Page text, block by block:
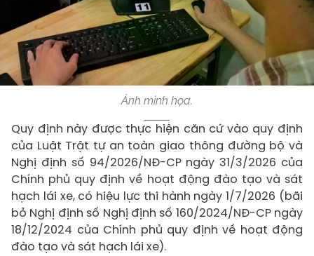
Ảnh minh họa.
Quy định này được thực hiện căn cứ vào quy định
của Luật Trật tự an toàn giao thông đường bộ và
Nghị định số 94/2026/NĐ-CP ngày 31/3/2026 của
Chính phủ quy định về hoạt động đào tạo và sát
hạch lái xe, có hiệu lực thi hành ngày 1/7/2026 (bãi
bỏ Nghị định số Nghị định số 160/2024/NĐ-CP ngày
18/12/2024 của Chính phủ quy định về hoạt động
đào tạo và sát hạch lái xe).